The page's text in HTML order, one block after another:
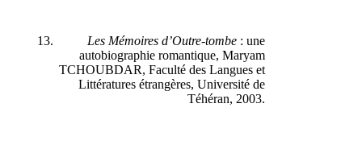
Les Mémoires d’Outre-tombe: une
autobiographie romantique, Maryam
TCHOUBDAR, Faculté des Langues et
Littératures étrangères, Université de
Téhéran, 2003.